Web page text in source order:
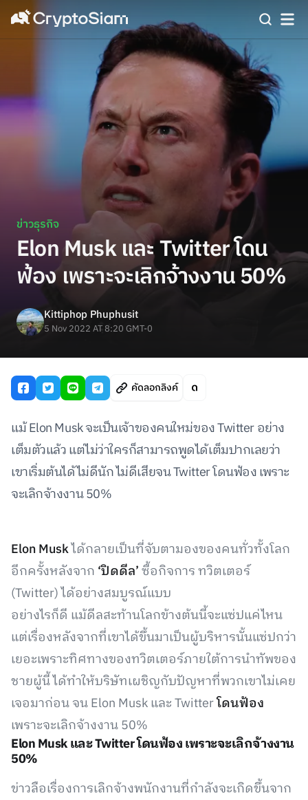
ข่าวธุรกิจ
Elon Musk และ Twitter โดน
ฟ้อง เพราะจะเลิกจ้างงาน 50%
Kittiphop Phuphusit
5 Nov 2022 AT 8:20 GMT-0
คัดลอกลิงค์
แม้ Elon Musk จะเป็นเจ้าของคนใหม่ของ Twitter อย่าง
เต็มตัวแล้ว แต่ไม่ว่าใครก็สามารถพูดได้เต็มปากเลยว่า
เขาเริ่มต้นได้ไม่ดีนัก ไม่ดีเสียจน Twitter โดนฟ้อง เพราะ
จะเลิกจ้างงาน 50%
Elon Muskได้กลายเป็นที่จับตามองของคนทั่วทั้งโลก
อีกครั้งหลังจาก ‘ปิดดีล’ซื้อกิจการ ทวิตเตอร์
(Twitter) ได้อย่างสมบูรณ์แบบ
อย่างไรก็ดี แม้ดีลสะท้านโลกข้างต้นนี้จะแซ่ปแค่ไหน
แต่เรื่องหลังจากที่เขาได้ขึ้นมาเป็นผู้บริหารนั้นแซ่ปกว่า
เยอะเพราะทิศทางของทวิตเตอร์ภายใต้การนำทัพของ
ชายผู้นี้ ได้ทำให้บริษัทเผชิญกับปัญหาที่พวกเขาไม่เคย
เจอมาก่อน จน Elon Musk และ Twitterโดนฟ้อง
เพราะจะเลิกจ้างงาน 50%
Elon Musk และ Twitter โดนฟ้อง เพราะจะเลิกจ้างงาน
50%
ข่าวลือเรื่องการเลิกจ้างพนักงานที่กำลังจะเกิดขึ้นจาก